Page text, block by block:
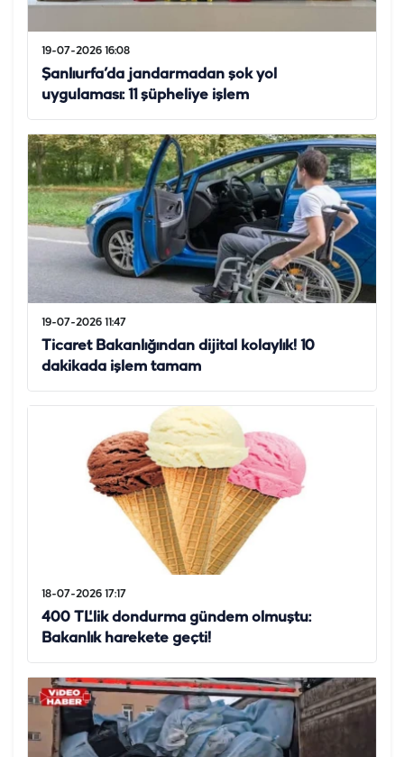
19-07-2026 16:08
Şanlıurfa’da jandarmadan şok yol
uygulaması: 11 şüpheliye işlem
19-07-2026 11:47
Ticaret Bakanlığından dijital kolaylık! 10
dakikada işlem tamam
18-07-2026 17:17
400 TL'lik dondurma gündem olmuştu:
Bakanlık harekete geçti!